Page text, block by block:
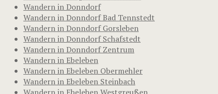
Wandern in Donndorf
Wandern in Donndorf Bad Tennstedt
Wandern in Donndorf Gorsleben
Wandern in Donndorf Schafstedt
Wandern in Donndorf Zentrum
Wandern in Ebeleben
Wandern in Ebeleben Obermehler
Wandern in Ebeleben Steinbach